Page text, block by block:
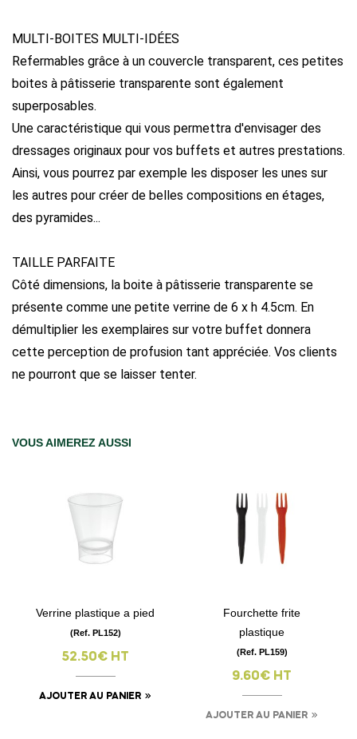
MULTI-BOITES MULTI-IDÉES
Refermables grâce à un couvercle transparent, ces petites
boites à pâtisserie transparente sont également
superposables.
Une caractéristique qui vous permettra d'envisager des
dressages originaux pour vos buffets et autres prestations.
Ainsi, vous pourrez par exemple les disposer les unes sur
les autres pour créer de belles compositions en étages,
des pyramides...
TAILLE PARFAITE
Côté dimensions, la boite à pâtisserie transparente se
présente comme une petite verrine de 6 x h 4.5cm. En
démultiplier les exemplaires sur votre buffet donnera
cette perception de profusion tant appréciée. Vos clients
ne pourront que se laisser tenter.
VOUS AIMEREZ AUSSI
Verrine plastique a pied
(Ref. PL152)
52.50€ HT
AJOUTER AU PANIER
Fourchette frite
plastique
(Ref. PL159)
9.60€ HT
AJOUTER AU PANIER